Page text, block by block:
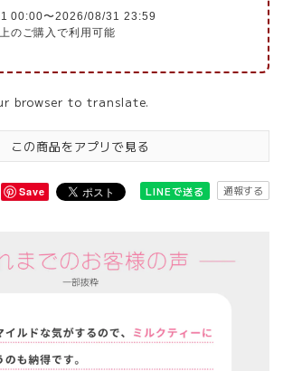
00:00〜2026/08/31 23:59
のご購入で利用可能
browser to translate.
この商品をアプリで見る
Save LINEで送る 通報する